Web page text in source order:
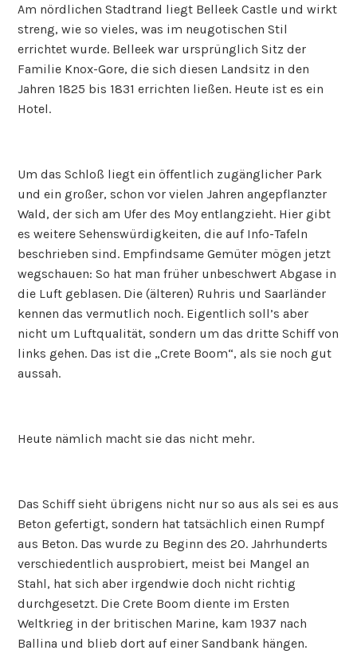
Am nördlichen Stadtrand liegt Belleek Castle und wirkt
streng, wie so vieles, was im neugotischen Stil
errichtet wurde. Belleek war ursprünglich Sitz der
Familie Knox-Gore, die sich diesen Landsitz in den
Jahren 1825 bis 1831 errichten ließen. Heute ist es ein
Hotel.
Um das Schloß liegt ein öffentlich zugänglicher Park
und ein großer, schon vor vielen Jahren angepflanzter
Wald, der sich am Ufer des Moy entlangzieht. Hier gibt
es weitere Sehenswürdigkeiten, die auf Info-Tafeln
beschrieben sind. Empfindsame Gemüter mögen jetzt
wegschauen: So hat man früher unbeschwert Abgase in
die Luft geblasen. Die (älteren) Ruhris und Saarländer
kennen das vermutlich noch. Eigentlich soll’s aber
nicht um Luftqualität, sondern um das dritte Schiff von
links gehen. Das ist die „Crete Boom“, als sie noch gut
aussah.
Heute nämlich macht sie das nicht mehr.
Das Schiff sieht übrigens nicht nur so aus als sei es aus
Beton gefertigt, sondern hat tatsächlich einen Rumpf
aus Beton. Das wurde zu Beginn des 20. Jahrhunderts
verschiedentlich ausprobiert, meist bei Mangel an
Stahl, hat sich aber irgendwie doch nicht richtig
durchgesetzt. Die Crete Boom diente im Ersten
Weltkrieg in der britischen Marine, kam 1937 nach
Ballina und blieb dort auf einer Sandbank hängen.